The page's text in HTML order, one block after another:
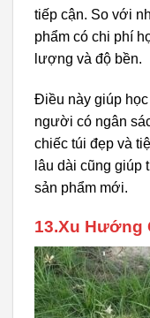
tiếp cận. So với
phẩm có chi phí
lượng và độ bền.
Điều này giúp
người có ngân
chiếc túi đẹp và
lâu dài cũng giúp
sản phẩm mới.
13.Xu Hướng